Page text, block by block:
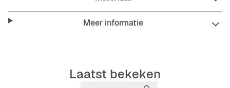
Features:
mesh
Meer informatie
Laatst bekeken